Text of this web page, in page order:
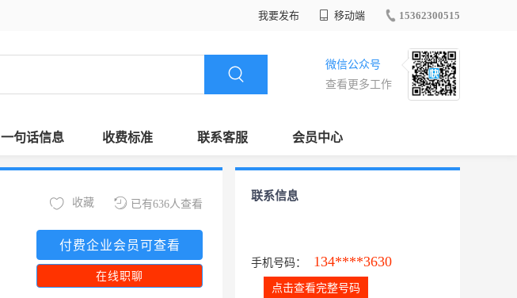
我要发布 移动端 15362300515
微信公众号
查看更多工作
一句话信息 收费标准 联系客服 会员中心
已有636人查看
收藏
付费企业会员可查看
在线职聊
联系信息
手机号码： 134****3630
点击查看完整号码